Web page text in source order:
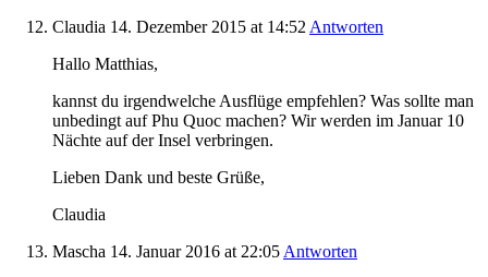
Claudia 14. Dezember 2015 at 14:52 Antworten
Hallo Matthias,
kannst du irgendwelche Ausflüge empfehlen? Was sollte man
unbedingt auf Phu Quoc machen? Wir werden im Januar 10
Nächte auf der Insel verbringen.
Lieben Dank und beste Grüße,
Claudia
Mascha 14. Januar 2016 at 22:05 Antworten